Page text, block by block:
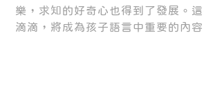
樂，求知的好奇心也得到了發展。
滴滴，將成為孩子語言中重要的內容